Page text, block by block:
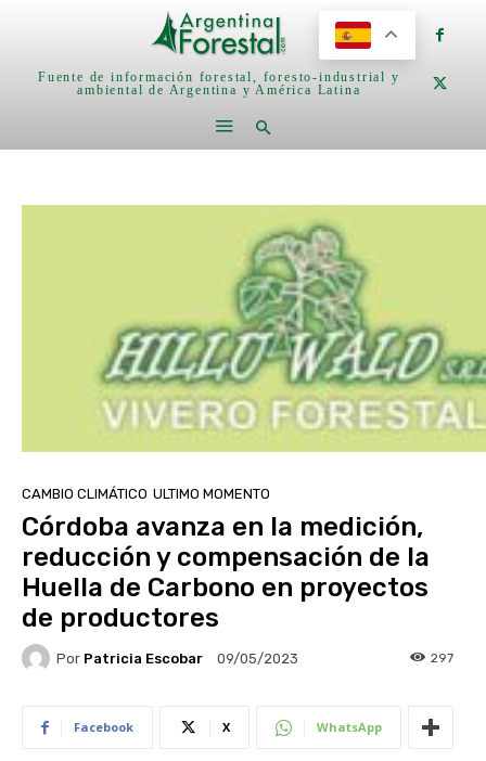
Fuente de información forestal, foresto-industrial y
ambiental de Argentina y América Latina
CAMBIO CLIMÁTICO ULTIMO MOMENTO
Córdoba avanza en la medición,
reducción y compensación de la
Huella de Carbono en proyectos
de productores
Por Patricia Escobar 09/05/2023 297
Facebook X WhatsApp